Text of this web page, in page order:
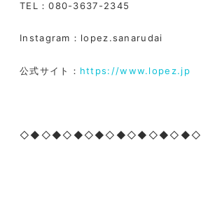
TEL ：080-3637-2345
Instagram ： lopez.sanarudai
公式サイト： https://www.lopez.jp
◇◆◇◆◇◆◇◆◇◆◇◆◇◆◇◆◇